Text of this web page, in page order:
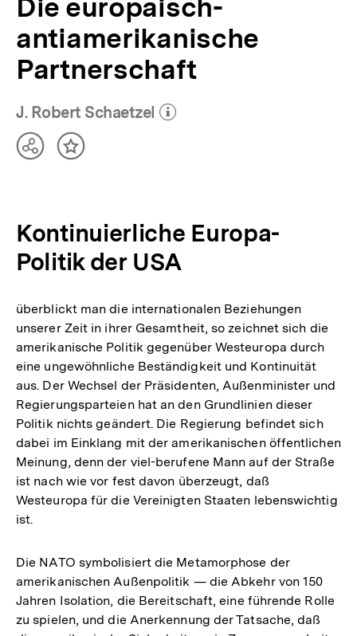
Die europäisch-
antiamerikanische
Partnerschaft
J. Robert Schaetzel
(Mehr zum Autor)
TeilenInhalt
Kontinuierliche Europa-
Politik der USA
überblickt man die internationalen Beziehungen
unserer Zeit in ihrer Gesamtheit, so zeichnet sich die
amerikanische Politik gegenüber Westeuropa durch
eine ungewöhnliche Beständigkeit und Kontinuität
aus. Der Wechsel der Präsidenten, Außenminister und
Regierungsparteien hat an den Grundlinien dieser
Politik nichts geändert. Die Regierung befindet sich
dabei im Einklang mit der amerikanischen öffentlichen
Meinung, denn der viel-berufene Mann auf der Straße
ist nach wie vor fest davon überzeugt, daß
Westeuropa für die Vereinigten Staaten lebenswichtig
ist.
Die NATO symbolisiert die Metamorphose der
amerikanischen Außenpolitik — die Abkehr von 150
Jahren Isolation, die Bereitschaft, eine führende Rolle
zu spielen, und die Anerkennung der Tatsache, daß